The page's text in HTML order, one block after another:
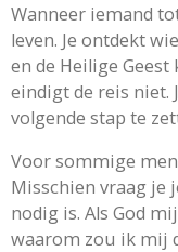
Wanneer iemand
leven. Je ontdekt
en de Heilige
eindigt de reis niet.
volgende stap te
Voor sommige
Misschien vraag je
nodig is. Als God
waarom zou ik mij